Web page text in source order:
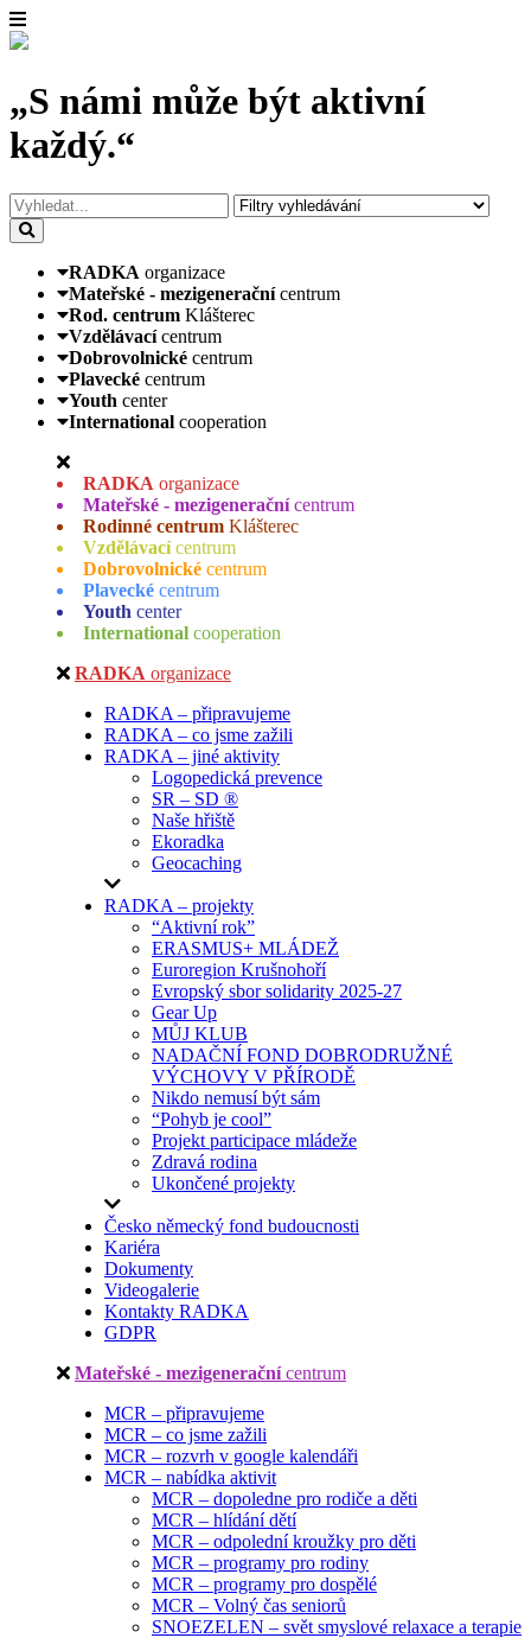
„S námi může být aktivní
každý.“
RADKA organizace
Mateřské - mezigenerační centrum
Rod. centrum Klášterec
Vzdělávací centrum
Dobrovolnické centrum
Plavecké centrum
Youth center
International cooperation
RADKA organizace
Mateřské - mezigenerační centrum
Rodinné centrum Klášterec
Vzdělávací centrum
Dobrovolnické centrum
Plavecké centrum
Youth center
International cooperation
RADKA organizace
RADKA – připravujeme
RADKA – co jsme zažili
RADKA – jiné aktivity
Logopedická prevence
SR – SD ®
Naše hřiště
Ekoradka
Geocaching
RADKA – projekty
“Aktivní rok”
ERASMUS+ MLÁDEŽ
Euroregion Krušnohoří
Evropský sbor solidarity 2025-27
Gear Up
MŮJ KLUB
NADAČNÍ FOND DOBRODRUŽNÉ
VÝCHOVY V PŘÍRODĚ
Nikdo nemusí být sám
“Pohyb je cool”
Projekt participace mládeže
Zdravá rodina
Ukončené projekty
Česko německý fond budoucnosti
Kariéra
Dokumenty
Videogalerie
Kontakty RADKA
GDPR
Mateřské - mezigenerační centrum
MCR – připravujeme
MCR – co jsme zažili
MCR – rozvrh v google kalendáři
MCR – nabídka aktivit
MCR – dopoledne pro rodiče a děti
MCR – hlídání dětí
MCR – odpolední kroužky pro děti
MCR – programy pro rodiny
MCR – programy pro dospělé
MCR – Volný čas seniorů
SNOEZELEN – svět smyslové relaxace a terapie